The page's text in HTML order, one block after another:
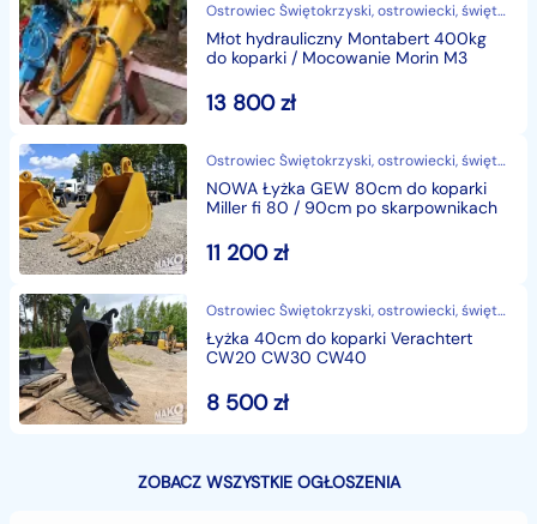
Ostrowiec Świętokrzyski, ostrowiecki, świętokrzyskie
Młot hydrauliczny Montabert 400kg
do koparki / Mocowanie Morin M3
13 800zł
Ostrowiec Świętokrzyski, ostrowiecki, świętokrzyskie
NOWA Łyżka GEW 80cm do koparki
Miller fi 80 / 90cm po skarpownikach
11 200zł
Ostrowiec Świętokrzyski, ostrowiecki, świętokrzyskie
Łyżka 40cm do koparki Verachtert
CW20 CW30 CW40
8 500zł
ZOBACZ WSZYSTKIE OGŁOSZENIA